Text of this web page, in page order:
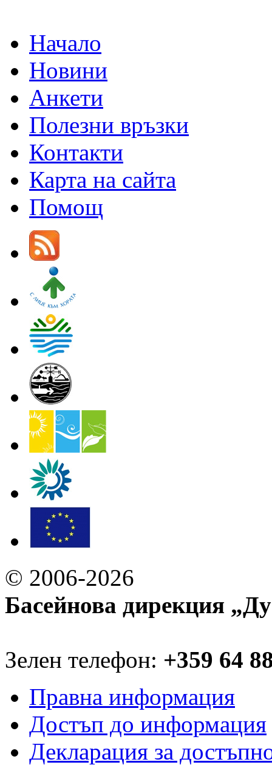
Начало
Новини
Анкети
Полезни връзки
Контакти
Карта на сайта
Помощ
© 2006-2026
Басейнова дирекция
Зелен телефон: +359 64
Правна информация
Достъп до информация
Декларация за